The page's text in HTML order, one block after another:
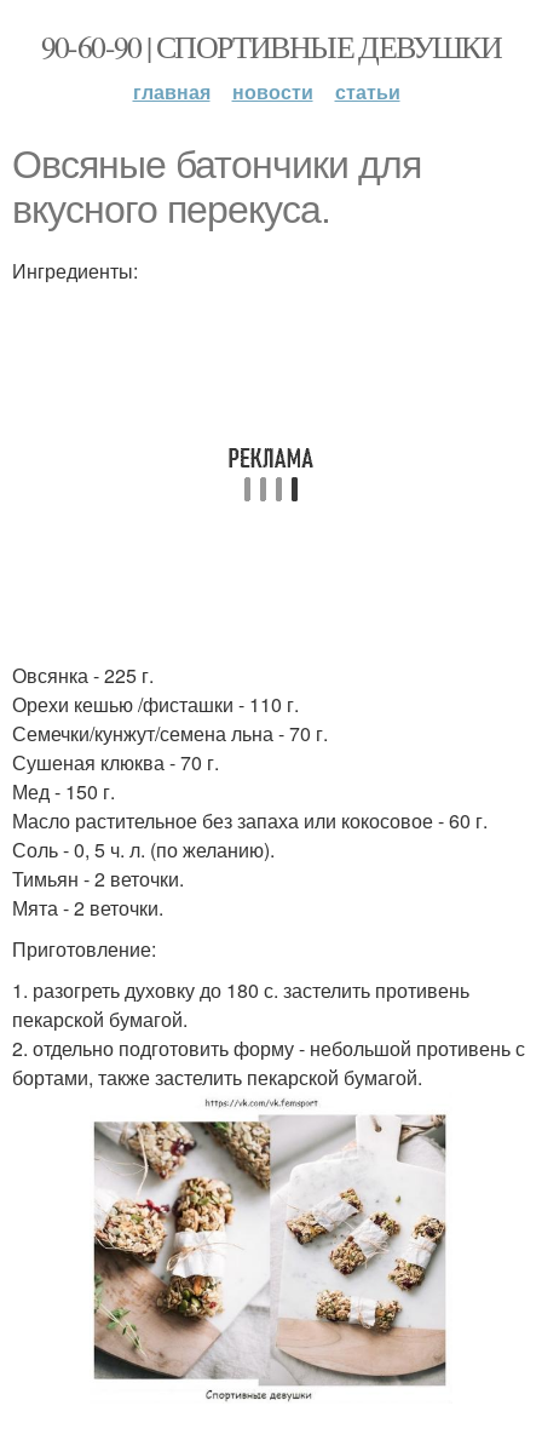
90-60-90 | СПОРТИВНЫЕ ДЕВУШКИ
главная новости статьи
Овсяные батончики для
вкусного перекуса.
Ингредиенты:
Овсянка - 225 г.
Орехи кешью /фисташки - 110 г.
Семечки/кунжут/семена льна - 70 г.
Сушеная клюква - 70 г.
Мед - 150 г.
Масло растительное без запаха или кокосовое - 60 г.
Соль - 0, 5 ч. л. (по желанию).
Тимьян - 2 веточки.
Мята - 2 веточки.
Приготовление:
1. разогреть духовку до 180 с. застелить противень
пекарской бумагой.
2. отдельно подготовить форму - небольшой противень с
бортами, также застелить пекарской бумагой.